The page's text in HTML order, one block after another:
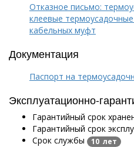
Отказное письмо:
клеевые
кабельных муфт
Документация
Паспорт на
Эксплуатационно-
Гарантийный срок
Гарантийный срок
Срок службы 10 лет